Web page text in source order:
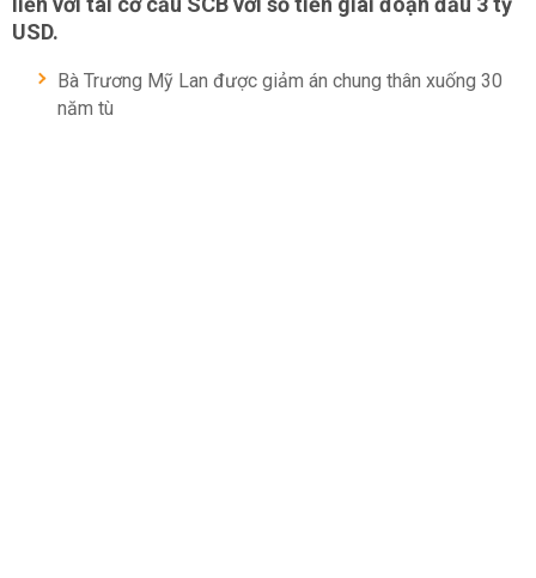
USD.
Bà Trương Mỹ Lan được giảm án chung thân xuống 30
năm tù